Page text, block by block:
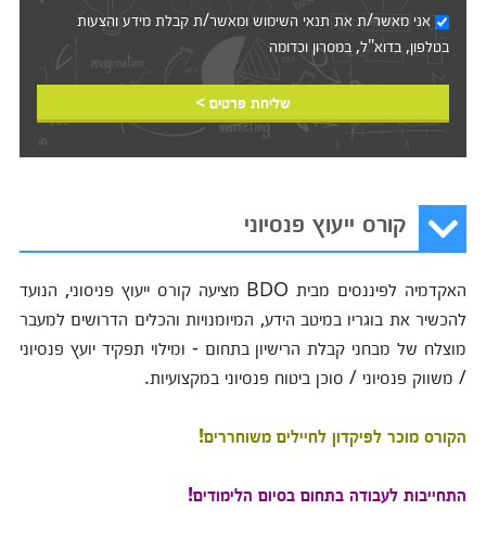
אני מאשר/ת את תנאי השימושומאשר/ת קבלת מידע והצעות
בטלפון, בדוא"ל, במסרון וכדומה‎‎
שליחת פרטים >
קורס ייעוץ פנסיוני
האקדמיה לפיננסים מבית BDO מציעה קורס ייעוץ פניסוני, הנועד
להכשיר את בוגריו במיטב הידע, המיומנויות והכלים הדרושים למעבר
מוצלח של מבחני קבלת הרישיון בתחום - ומילוי תפקיד יועץ פנסיוני
/ משווק פנסיוני / סוכן ביטוח פנסיוני במקצועיות.
הקורס מוכר לפיקדון לחיילים משוחררים!
התחייבות לעבודה בתחום בסיום הלימודים!